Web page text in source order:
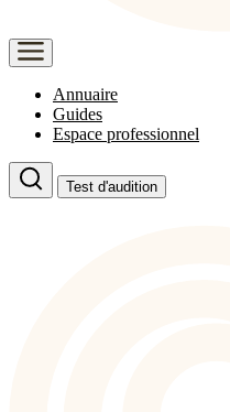
Annuaire
Guides
Espace professionnel
Test d'audition